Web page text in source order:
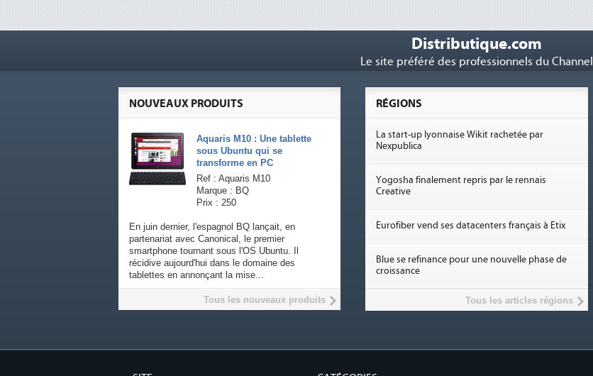
Distributique.com
Le site préféré des professionnels du Channel
NOUVEAUX PRODUITS
Aquaris M10 : Une tablette
sous Ubuntu qui se
transforme en PC
Ref : Aquaris M10
Marque : BQ
Prix : 250
En juin dernier, l'espagnol BQ lançait, en
partenariat avec Canonical, le premier
smartphone tournant sous l'OS Ubuntu. Il
récidive aujourd'hui dans le domaine des
tablettes en annonçant la mise...
Tous les nouveaux produits
RÉGIONS
La start-up lyonnaise Wikit rachetée par
Nexpublica
Yogosha finalement repris par le rennais
Creative
Eurofiber vend ses datacenters français à Etix
Blue se refinance pour une nouvelle phase de
croissance
Tous les articles régions